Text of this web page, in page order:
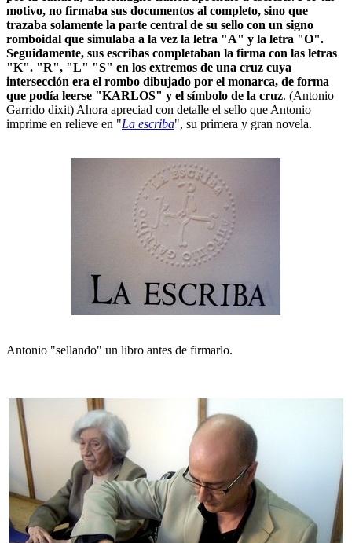
motivo, no firmaba sus documentos al completo, sino que
trazaba solamente la parte central de su sello con un signo
romboidal que simulaba a la vez la letra "A" y la letra "O".
Seguidamente, sus escribas completaban la firma con las letras
"K". "R", "L" "S" en los extremos de una cruz cuya
intersección era el rombo dibujado por el monarca, de forma
que podía leerse "KARLOS" y el símbolo de la cruz. (Antonio
Garrido dixit) Ahora apreciad con detalle el sello que Antonio
imprime en relieve en "La escriba", su primera y gran novela.
Antonio "sellando" un libro antes de firmarlo.